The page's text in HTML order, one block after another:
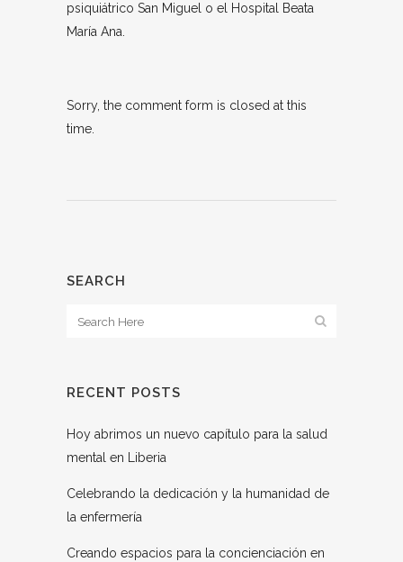
psiquiátrico San Miguel o el Hospital Beata
María Ana.
Sorry, the comment form is closed at this
time.
SEARCH
RECENT POSTS
Hoy abrimos un nuevo capítulo para la salud
mental en Liberia
Celebrando la dedicación y la humanidad de
la enfermería
Creando espacios para la concienciación en